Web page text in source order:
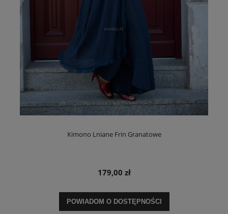
Kimono Lniane Frin Granatowe
179,00 zł
POWIADOM O DOSTĘPNOŚCI